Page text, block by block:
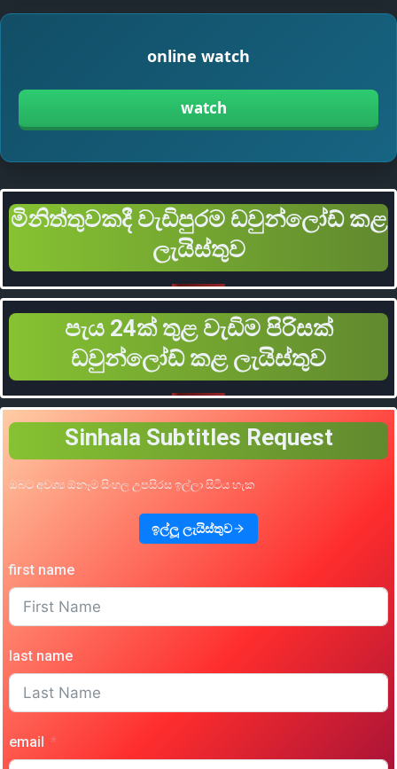
online watch
watch
මිනිත්තුවකදී වැඩිපුරම ඩවුන්ලෝඩ් කළ
ලැයිස්තුව
පැය 24ක් තුළ වැඩිම පිරිසක්
ඩවුන්ලෝඩ් කළ ලැයිස්තුව
Sinhala Subtitles Request
ඔබට අවශ්‍ය ඕනෑම සිංහල උපසිරස ඉල්ලා සිටිය හැක
ඉල්ලූ ලැයිස්තුව
first name
last name
email